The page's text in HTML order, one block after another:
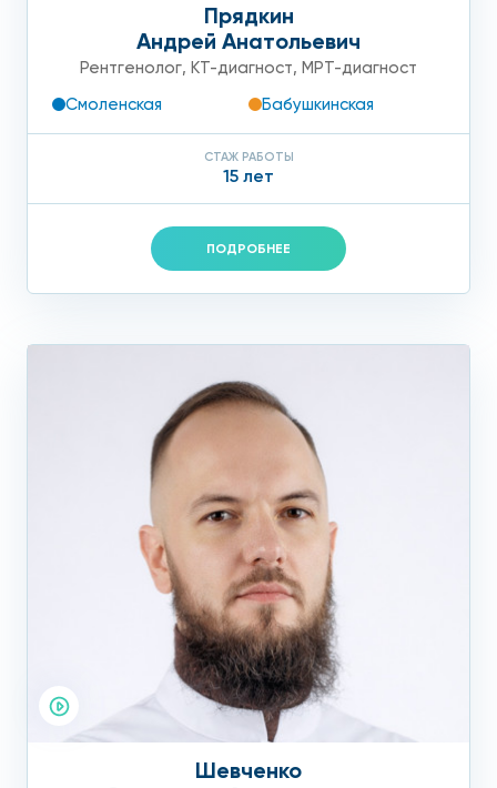
Прядкин
Андрей Анатольевич
Рентгенолог, КТ-диагност, МРТ-диагност
Смоленская
Бабушкинская
СТАЖ РАБОТЫ
15 лет
ПОДРОБНЕЕ
Шевченко